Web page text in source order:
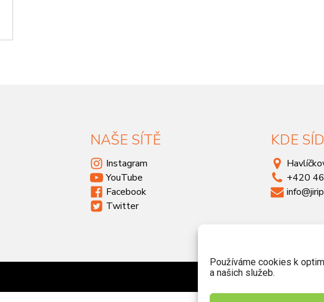
Používáme cookies k
a našich služeb.
NAŠE SÍTĚ
Instagram
YouTube
Facebook
Twitter
KDE
+420